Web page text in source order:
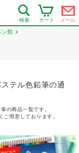
検索 カート メール
ン類
テル色鉛筆の通
の商品一覧です。
用意しております。